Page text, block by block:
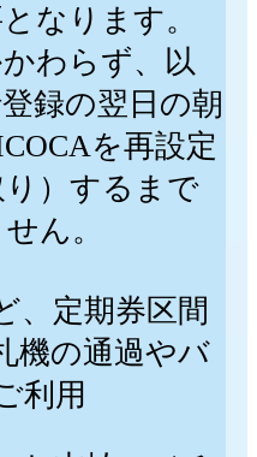
なります。
わらず、以
録の翌日の朝
を再設定
り）するまで
ん。
、定期券区間
機の通過やバ
利用